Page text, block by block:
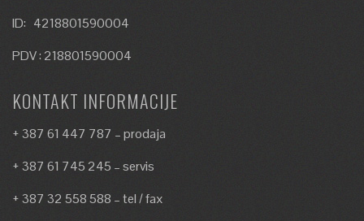
ID: 4218801590004
PDV : 218801590004
KONTAKT INFORMACIJE
+ 387 61 447 787 – prodaja
+ 387 61 745 245 – servis
+ 387 32 558 588 – tel / fax